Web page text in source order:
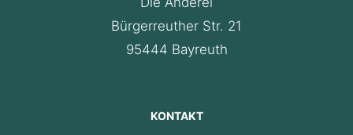
Bürgerreuther Str. 21
95444 Bayreuth
KONTAKT